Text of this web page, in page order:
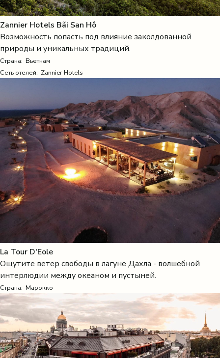
Zannier Hotels Bãi San Hô
Возможность попасть под влияние заколдованной
природы и уникальных традиций.
Страна: Вьетнам
Сеть отелей: Zannier Hotels
La Tour D'Eole
Ощутите ветер свободы в лагуне Дахла - волшебной
интерлюдии между океаном и пустыней.
Страна: Марокко